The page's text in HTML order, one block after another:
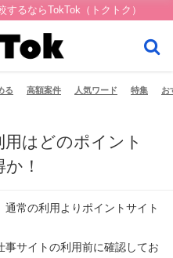
るならTokTok（トクトク）
る 高額案件 人気ワード 特集 お
はどのポイント
！
通常の利用より ポイントサイト
事サイト の利用前に確認してお